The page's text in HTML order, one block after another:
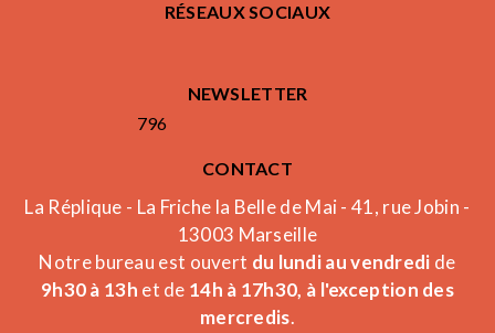
RÉSEAUX SOCIAUX
NEWSLETTER
796
CONTACT
La Réplique - La Friche la Belle de Mai - 41, rue Jobin -
13003 Marseille
Notre bureau est ouvert du lundi au vendredi de
9h30 à 13h et de 14h à 17h30, à l'exception des
mercredis.